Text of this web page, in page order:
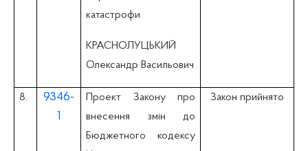
катастрофи
КРАСНОЛУЦЬКИЙ
Олександр Васильович
8.
9346-
1
Проект Закону про
внесення змін до
Бюджетного кодексу
Закон прийнято